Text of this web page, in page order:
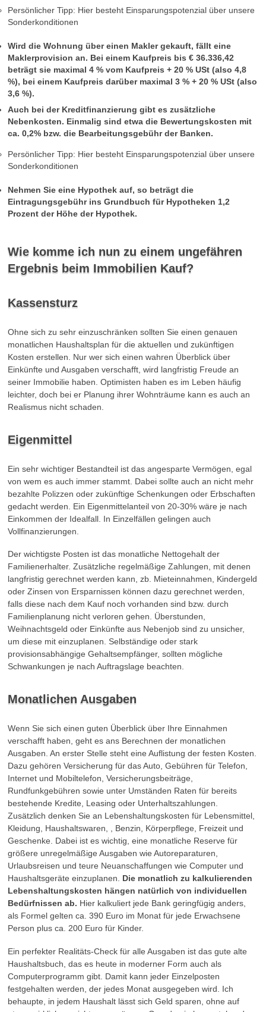
Persönlicher Tipp: Hier besteht Einsparungspotenzial über unsere
Sonderkonditionen
Wird die Wohnung über einen Makler gekauft, fällt eine
Maklerprovision an. Bei einem Kaufpreis bis € 36.336,42
beträgt sie maximal 4 % vom Kaufpreis + 20 % USt (also 4,8
%), bei einem Kaufpreis darüber maximal 3 % + 20 % USt (also
3,6 %).
Auch bei der Kreditfinanzierung gibt es zusätzliche
Nebenkosten. Einmalig sind etwa die Bewertungskosten mit
ca. 0,2% bzw. die Bearbeitungsgebühr der Banken.
Persönlicher Tipp: Hier besteht Einsparungspotenzial über unsere
Sonderkonditionen
Nehmen Sie eine Hypothek auf, so beträgt die
Eintragungsgebühr ins Grundbuch für Hypotheken 1,2
Prozent der Höhe der Hypothek.
Wie komme ich nun zu einem ungefähren
Ergebnis beim Immobilien Kauf?
Kassensturz
Ohne sich zu sehr einzuschränken sollten Sie einen genauen
monatlichen Haushaltsplan für die aktuellen und zukünftigen
Kosten erstellen. Nur wer sich einen wahren Überblick über
Einkünfte und Ausgaben verschafft, wird langfristig Freude an
seiner Immobilie haben. Optimisten haben es im Leben häufig
leichter, doch bei er Planung ihrer Wohnträume kann es auch an
Realismus nicht schaden.
Eigenmittel
Ein sehr wichtiger Bestandteil ist das angesparte Vermögen, egal
von wem es auch immer stammt. Dabei sollte auch an nicht mehr
bezahlte Polizzen oder zukünftige Schenkungen oder Erbschaften
gedacht werden. Ein Eigenmittelanteil von 20-30% wäre je nach
Einkommen der Idealfall. In Einzelfällen gelingen auch
Vollfinanzierungen.
Der wichtigste Posten ist das monatliche Nettogehalt der
Familienerhalter. Zusätzliche regelmäßige Zahlungen, mit denen
langfristig gerechnet werden kann, zb. Mieteinnahmen, Kindergeld
oder Zinsen von Ersparnissen können dazu gerechnet werden,
falls diese nach dem Kauf noch vorhanden sind bzw. durch
Familienplanung nicht verloren gehen. Überstunden,
Weihnachtsgeld oder Einkünfte aus Nebenjob sind zu unsicher,
um diese mit einzuplanen. Selbständige oder stark
provisionsabhängige Gehaltsempfänger, sollten mögliche
Schwankungen je nach Auftragslage beachten.
Monatlichen Ausgaben
Wenn Sie sich einen guten Überblick über Ihre Einnahmen
verschafft haben, geht es ans Berechnen der monatlichen
Ausgaben. An erster Stelle steht eine Auflistung der festen Kosten.
Dazu gehören Versicherung für das Auto, Gebühren für Telefon,
Internet und Mobiltelefon, Versicherungsbeiträge,
Rundfunkgebühren sowie unter Umständen Raten für bereits
bestehende Kredite, Leasing oder Unterhaltszahlungen.
Zusätzlich denken Sie an Lebenshaltungskosten für Lebensmittel,
Kleidung, Haushaltswaren, , Benzin, Körperpflege, Freizeit und
Geschenke. Dabei ist es wichtig, eine monatliche Reserve für
größere unregelmäßige Ausgaben wie Autoreparaturen,
Urlaubsreisen und teure Neuanschaffungen wie Computer und
Haushaltsgeräte einzuplanen. Die monatlich zu kalkulierenden
Lebenshaltungskosten hängen natürlich von individuellen
Bedürfnissen ab. Hier kalkuliert jede Bank geringfügig anders,
als Formel gelten ca. 390 Euro im Monat für jede Erwachsene
Person plus ca. 200 Euro für Kinder.
Ein perfekter Realitäts-Check für alle Ausgaben ist das gute alte
Haushaltsbuch, das es heute in moderner Form auch als
Computerprogramm gibt. Damit kann jeder Einzelposten
festgehalten werden, der jedes Monat ausgegeben wird. Ich
behaupte, in jedem Haushalt lässt sich Geld sparen, ohne auf